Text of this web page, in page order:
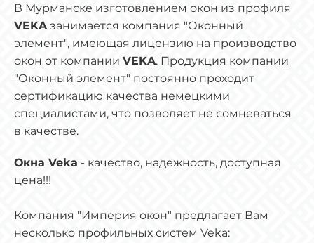
В Мурманске изготовлением окон из профиля
VEKA занимается компания "Оконный
элемент", имеющая лицензию на производство
окон от компании VEKA. Продукция компании
"Оконный элемент" постоянно проходит
сертификацию качества немецкими
специалистами, что позволяет не сомневаться
в качестве.
Окна Veka - качество, надежность, доступная
цена!!!
Компания "Империя окон" предлагает Вам
несколько профильных систем Veka: